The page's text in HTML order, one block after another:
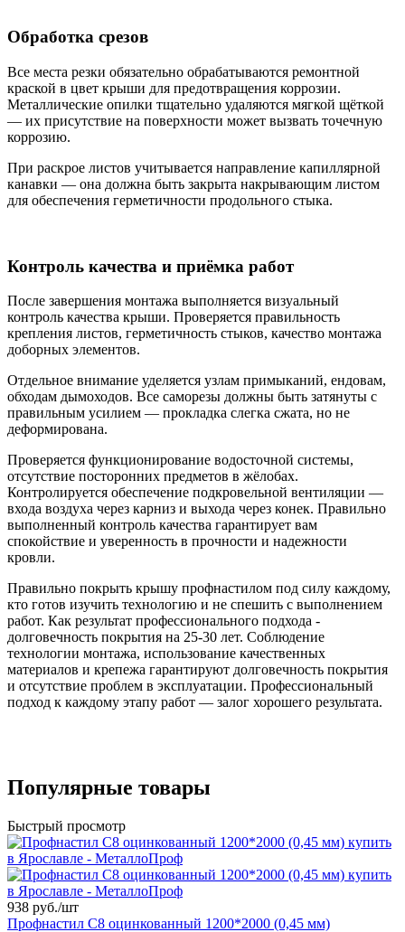
Обработка срезов
Все места резки обязательно обрабатываются ремонтной
краской в цвет крыши для предотвращения коррозии.
Металлические опилки тщательно удаляются мягкой щёткой
— их присутствие на поверхности может вызвать точечную
коррозию.
При раскрое листов учитывается направление капиллярной
канавки — она должна быть закрыта накрывающим листом
для обеспечения герметичности продольного стыка.
Контроль качества и приёмка работ
После завершения монтажа выполняется визуальный
контроль качества крыши. Проверяется правильность
крепления листов, герметичность стыков, качество монтажа
доборных элементов.
Отдельное внимание уделяется узлам примыканий, ендовам,
обходам дымоходов. Все саморезы должны быть затянуты с
правильным усилием — прокладка слегка сжата, но не
деформирована.
Проверяется функционирование водосточной системы,
отсутствие посторонних предметов в жёлобах.
Контролируется обеспечение подкровельной вентиляции —
входа воздуха через карниз и выхода через конек. Правильно
выполненный контроль качества гарантирует вам
спокойствие и уверенность в прочности и надежности
кровли.
Правильно покрыть крышу профнастилом под силу каждому,
кто готов изучить технологию и не спешить с выполнением
работ. Как результат профессионального подхода -
долговечность покрытия на 25-30 лет. Соблюдение
технологии монтажа, использование качественных
материалов и крепежа гарантируют долговечность покрытия
и отсутствие проблем в эксплуатации. Профессиональный
подход к каждому этапу работ — залог хорошего результата.
Популярные товары
Быстрый просмотр
938 руб./шт
Профнастил С8 оцинкованный 1200*2000 (0,45 мм)